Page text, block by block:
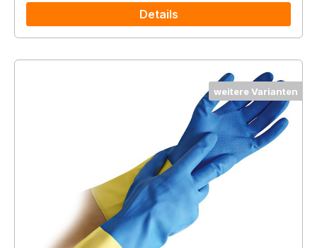
Details
weitere Varianten